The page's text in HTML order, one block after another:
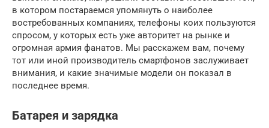
в котором постараемся упомянуть о наиболее
востребованных компаниях, телефоны коих пользуются
спросом, у которых есть уже авторитет на рынке и
огромная армия фанатов. Мы расскажем вам, почему
тот или иной производитель смартфонов заслуживает
внимания, и какие значимые модели он показал в
последнее время.
Батарея и зарядка